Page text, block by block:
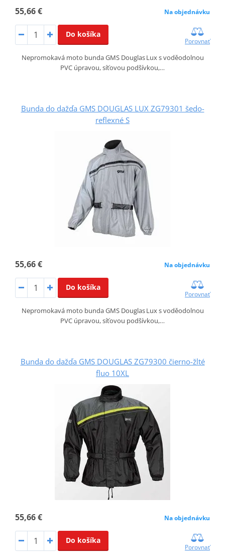
55,66 € Na objednávku
Do košíka
Porovnať
Nepromokavá moto bunda GMS Douglas Lux s voděodolnou
PVC úpravou, síťovou podšívkou,…
Bunda do dažďa GMS DOUGLAS LUX ZG79301 šedo-
reflexné S
55,66 € Na objednávku
Do košíka
Porovnať
Nepromokavá moto bunda GMS Douglas Lux s voděodolnou
PVC úpravou, síťovou podšívkou,…
Bunda do dažďa GMS DOUGLAS ZG79300 čierno-žlté
fluo 10XL
55,66 € Na objednávku
Do košíka
Porovnať